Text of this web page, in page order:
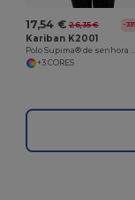
17,54 € 26,35 € -
Kariban K2001
+3 CORES